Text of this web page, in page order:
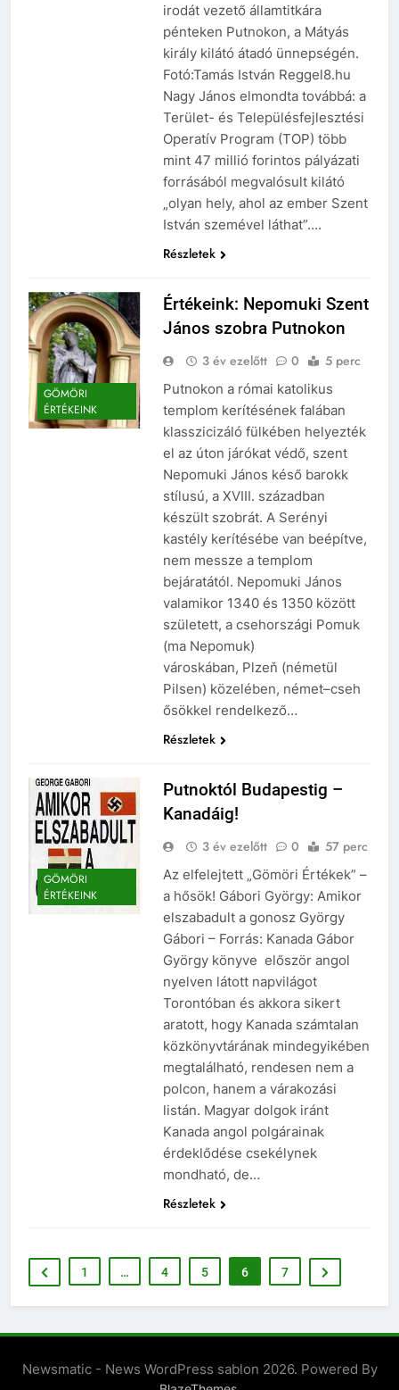
irodát vezető államtitkára
pénteken Putnokon, a Mátyás
király kilátó átadó ünnepségén.
Fotó:Tamás István Reggel8.hu
Nagy János elmondta továbbá: a
Terület- és Településfejlesztési
Operatív Program (TOP) több
mint 47 millió forintos pályázati
forrásából megvalósult kilátó
„olyan hely, ahol az ember Szent
István szemével láthat”….
Részletek
GÖMÖRI
ÉRTÉKEINK
Értékeink: Nepomuki Szent
János szobra Putnokon
3 év ezelőtt 0 5 perc
Putnokon a római katolikus
templom kerítésének falában
klasszicizáló fülkében helyezték
el az úton járókat védő, szent
Nepomuki János késő barokk
stílusú, a XVIII. században
készült szobrát. A Serényi
kastély kerítésébe van beépítve,
nem messze a templom
bejáratától. Nepomuki János
valamikor 1340 és 1350 között
született, a csehországi Pomuk
(ma Nepomuk)
városkában, Plzeň (németül
Pilsen) közelében, német–cseh
ősökkel rendelkező…
Részletek
GÖMÖRI
ÉRTÉKEINK
Putnoktól Budapestig –
Kanadáig!
3 év ezelőtt 0 57 perc
Az elfelejtett „Gömöri Értékek” –
a hősök! Gábori György: Amikor
elszabadult a gonosz György
Gábori – Forrás: Kanada Gábor ​
György könyve először angol
nyelven látott napvilágot
Torontóban és akkora sikert
aratott, hogy Kanada számtalan
közkönyvtárának mindegyikében
megtalálható, rendesen nem a
polcon, hanem a várakozási
listán. Magyar dolgok iránt
Kanada angol polgárainak
érdeklődése csekélynek
mondható, de…
Részletek
1 … 4 5 6 7
Newsmatic - News WordPress sablon 2026. Powered By